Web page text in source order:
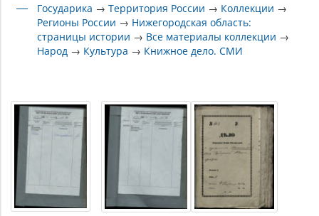
Государика →Территория России → Коллекции →
Регионы России → Нижегородская область:
страницы истории → Все материалы коллекции →
Народ → Культура → Книжное дело. СМИ